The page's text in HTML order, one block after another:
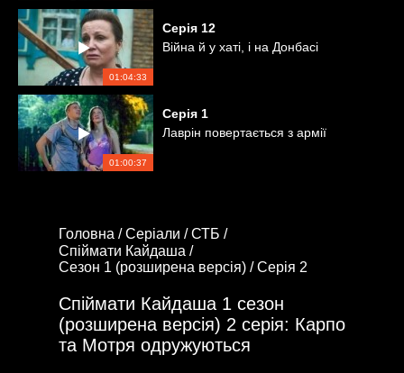
01:04:33
Серія 12
Війна й у хаті, і на Донбасі
01:00:37
Серія 1
Лаврін повертається з армії
Головна /Серіали /СТБ /
Спіймати Кайдаша /
Сезон 1 (розширена версія) /Серія 2
Спіймати Кайдаша 1 сезон
(розширена версія) 2 серія: Карпо
та Мотря одружуються